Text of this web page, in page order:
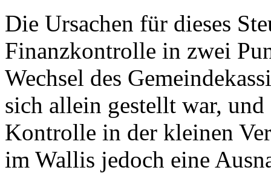
Die Ursachen für dieses
Finanzkontrolle in zwei
Wechsel des
sich allein gestellt war,
Kontrolle in der kleinen
im Wallis jedoch eine